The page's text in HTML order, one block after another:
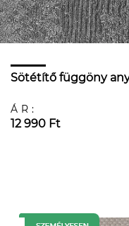
Sötétítő függöny
ÁR:
12 990 Ft